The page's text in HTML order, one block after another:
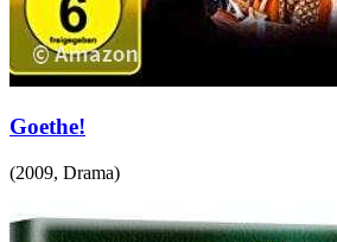
Goethe!
(2009, Drama)